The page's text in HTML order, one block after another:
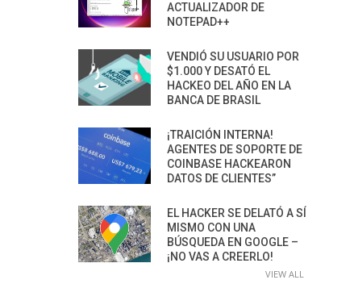
ACTUALIZADOR DE
NOTEPAD++
VENDIÓ SU USUARIO POR
$1.000 Y DESATÓ EL
HACKEO DEL AÑO EN LA
BANCA DE BRASIL
¡TRAICIÓN INTERNA!
AGENTES DE SOPORTE DE
COINBASE HACKEARON
DATOS DE CLIENTES”
EL HACKER SE DELATÓ A SÍ
MISMO CON UNA
BÚSQUEDA EN GOOGLE –
¡NO VAS A CREERLO!
VIEW ALL